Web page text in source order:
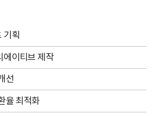
기획
이티브 제작
선
율 최적화